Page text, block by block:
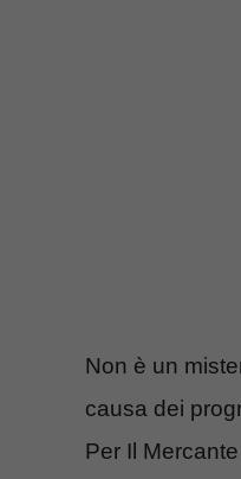
Non è un
causa dei
Per Il